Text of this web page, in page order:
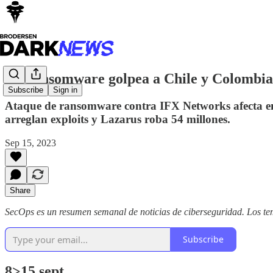
Subscribe Sign in
Un ransomware golpea a Chile y
Ataque de ransomware contra IFX Networks afecta
arreglan exploits y Lazarus roba 54 millones.
Sep 15, 2023
Share
SecOps es un resumen semanal de noticias de ciberseguridad. Los
Subscribe